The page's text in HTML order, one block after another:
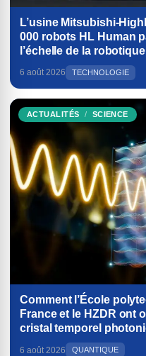
L’usine Mitsubishi-
000 robots HL Human
l’échelle de la
6 août 2026 TECHNOLOGIE
ACTUALITÉS SCIENCE
Comment l’École
France et le HZDR ont
cristal temporel
bouleversant les
6 août 2026 QUANTIQUE